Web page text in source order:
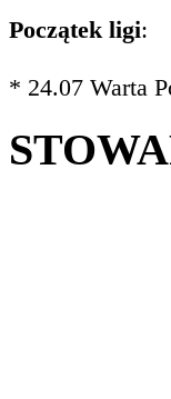
Początek ligi:
* 24.07 Warta